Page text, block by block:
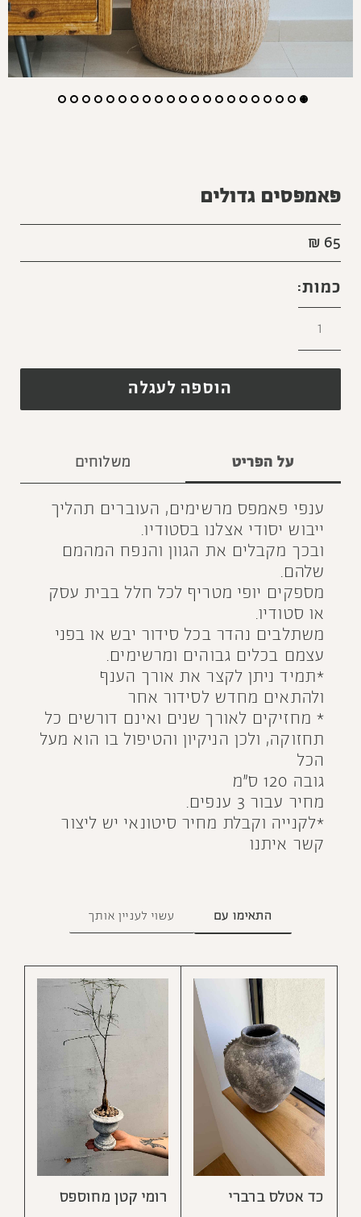
פאמפסים גדולים
₪65
הוספה לעגלה
על הפריט משלוחים
ענפי פאמפס מרשימים, העוברים תהליך
ייבוש יסודי אצלנו בסטודיו.
ובכך מקבלים את הגוון והנפח המהמם
שלהם.
מספקים יופי מטריף לכל חלל בבית עסק
או סטודיו.
משתלבים נהדר בכל סידור יבש או בפני
עצמם בכלים גבוהים ומרשימים.
*תמיד ניתן לקצר את אורך הענף
ולהתאים מחדש לסידור אחר
* מחזיקים לאורך שנים ואינם דורשים כל
תחזוקה, ולכן הניקיון והטיפול בו הוא מעל
הכל
גובה 120 ס״מ
מחיר עבור 3 ענפים.
*לקנייה וקבלת מחיר סיטונאי יש ליצור
קשר איתנו
התאימו עם עשוי לעניין אותך
כד אטלס ברברי רומי קטן מחוספס